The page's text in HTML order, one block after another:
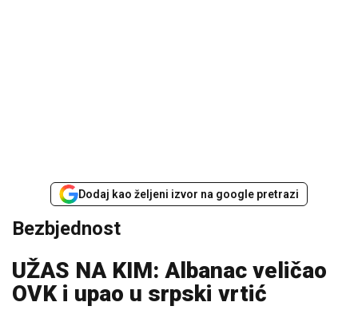
Dodaj kao željeni izvor na google pretrazi
Bezbjednost
UŽAS NA KIM: Albanac veličao
OVK i upao u srpski vrtić